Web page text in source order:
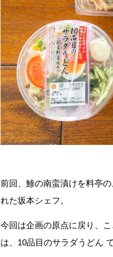
前回、鯵の南蛮漬けを料亭
れた坂本シェフ。
今回は企画の原点に戻り、
は、10品目のサラダうどん で